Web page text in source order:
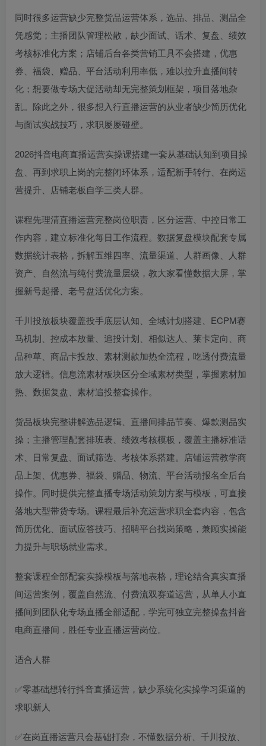
同时很多运营缺少完整货品运营体系，选品、排品、测品全
凭感觉；主播团队管理松散，缺少面试、话术、复盘、绩效
考核标准化方案；店铺后台各类营销工具不会搭建，优惠
券、福袋、赠品、平台活动利用率低，难以拉升直播间转
化；想要做专场大促活动却无完整策划框架，项目落地杂
乱。除此之外，很多想入行直播运营的从业者缺少简历优化
与面试实战技巧，求职屡屡碰壁。
2026抖音电商直播运营实操课搭建一套从基础认知到项目操
盘、再到求职上岗的完整闭环体系，适配新手转行、在岗运
营提升、店铺老板自学三类人群。
课程先理清直播运营完整岗位职责，区分运营、中控日常工
作内容，建立标准化每日工作流程。数据复盘模块配套专属
数据统计表格，拆解五维四率、流量渠道、人群画像、人群
资产、自然流与纯付费流量层级，教大家看懂数据大屏，掌
握新号起播、老号盘活优化方案。
千川投放板块覆盖投手底层认知、全域计划搭建、ECPM赛
马机制、控成本放量、追投计划、相似达人、莱卡定向、商
品种草、商品卡投放、素材测款加热全流程，吃透付费流量
放大逻辑。信息流素材板块区分全域素材类型，掌握素材加
热、数据复盘、素材追投整套操作。
货品板块完整讲解选品逻辑、直播间排品节奏、爆款测品实
操；主播管理配套排班表、绩效考核模板，覆盖主播标准话
术、日常复盘、面试筛选、考核体系搭建。店铺运营教学商
品上架、优惠券、福袋、赠品、物流、平台活动报名全后台
操作。同时提供完整直播专场活动策划方案与模板，可直接
落地大型带货专场。课程最后补充运营求职全套内容，包含
简历优化、面试应答技巧、招聘平台找岗策略，兼顾实操能
力提升与职场就业需求。
整套课程全部配套实操模板与落地表格，理论结合真实直播
间运营案例，覆盖自然流、付费流双赛道运营，从单人小直
播间到团队化专场直播全部适配，学完可独立完整操盘抖音
电商直播间，胜任专业直播运营岗位。
适合人群
✅零基础想转行抖音直播运营，缺少系统化实操学习渠道的
求职新人
✅在岗直播运营只会基础打杂，不懂数据分析、千川投放、